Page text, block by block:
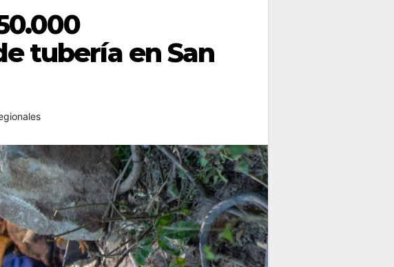
tubería en San